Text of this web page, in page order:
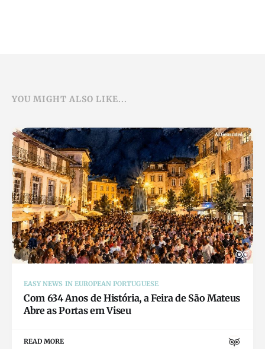
YOU MIGHT ALSO LIKE...
EASY NEWS IN EUROPEAN PORTUGUESE
Com 634 Anos de História, a Feira de São Mateus
Abre as Portas em Viseu
READ MORE